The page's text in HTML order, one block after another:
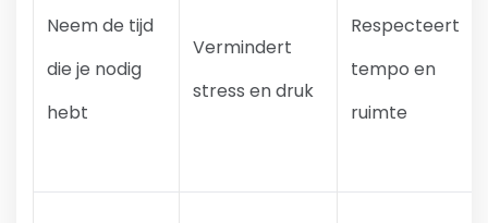
Neem de tijd
die je nodig
hebt
Vermindert
stress en druk
Respecteert
tempo en
ruimte